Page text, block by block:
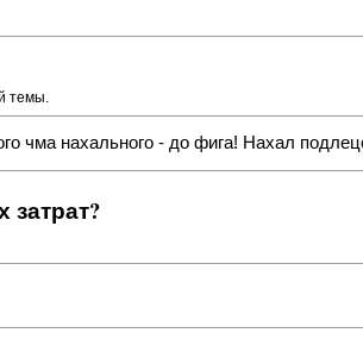
темы.
чма нахального - до фига! Нахал
затрат?